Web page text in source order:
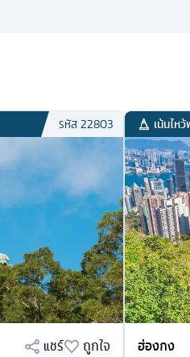
รหัส22803
แชร์
ถูกใจ
เน้นไห
ฮ่องกง